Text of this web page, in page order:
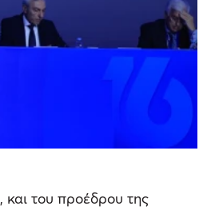
, και του προέδρου της